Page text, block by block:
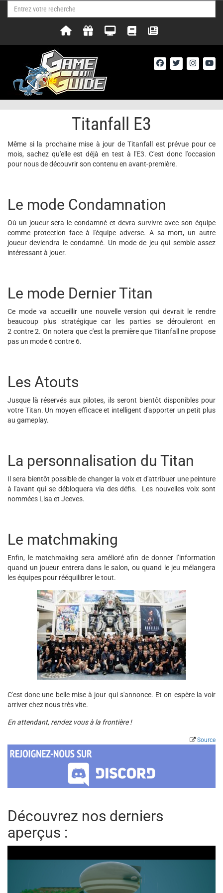
Titanfall E3
Même si la prochaine mise à jour de Titanfall est prévue pour ce
mois, sachez qu'elle est déjà en test à l'E3. C'est donc l'occasion
pour nous de découvrir son contenu en avant-première.
Le mode Condamnation
Où un joueur sera le condamné et devra survivre avec son équipe
comme protection face à l'équipe adverse. A sa mort, un autre
joueur deviendra le condamné. Un mode de jeu qui semble assez
intéressant à jouer.
Le mode Dernier Titan
Ce mode va accueillir une nouvelle version qui devrait le rendre
beaucoup plus stratégique car les parties se dérouleront en
2 contre 2. On notera que c'est la première que Titanfall ne propose
pas un mode 6 contre 6.
Les Atouts
Jusque là réservés aux pilotes, ils seront bientôt disponibles pour
votre Titan. Un moyen efficace et intelligent d'apporter un petit plus
au gameplay.
La personnalisation du Titan
Il sera bientôt possible de changer la voix et d'attribuer une peinture
à l'avant qui se débloquera via des défis. Les nouvelles voix sont
nommées Lisa et Jeeves.
Le matchmaking
Enfin, le matchmaking sera amélioré afin de donner l’information
quand un joueur entrera dans le salon, ou quand le jeu mélangera
les équipes pour rééquilibrer le tout.
C'est donc une belle mise à jour qui s'annonce. Et on espère la voir
arriver chez nous très vite.
En attendant, rendez vous à la frontière !
Source
Découvrez nos derniers
aperçus :